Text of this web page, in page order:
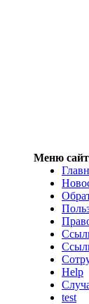
Меню
Help
test